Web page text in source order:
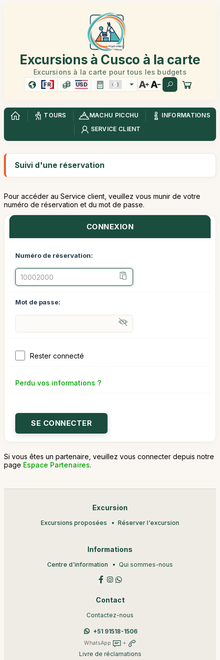
Excursions à Cusco à la carte
Excursions à la carte pour tous les budgets
FR USD
TOURS MACHU PICCHU
INFORMATIONS
SERVICE CLIENT
Suivi d'une réservation
Pour accéder au Service client, veuillez vous munir de votre
numéro de réservation et du mot de passe.
CONNEXION
Numéro de réservation:
Mot de passe:
Rester connecté
Perdu vos informations ?
Si vous êtes un partenaire, veuillez vous connecter depuis notre
page Espace Partenaires.
Excursion
Excursions proposées Réserver l'excursion
Informations
Centre d'information Qui sommes-nous
Contact
Contactez-nous
+51 91518-1506
WhatsApp +
Livre de réclamations